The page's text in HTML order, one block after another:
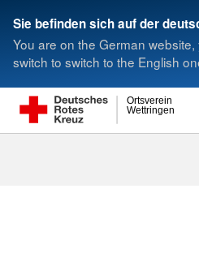
Sie befinden sich auf der
You are on the German
switch to switch to the English
Wettringen
Ortsverein